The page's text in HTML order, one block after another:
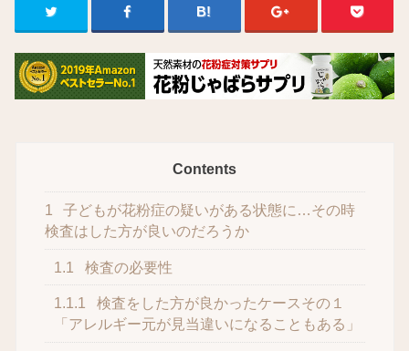
Contents
1
子どもが花粉症の疑いがある状態に…その時
検査はした方が良いのだろうか
1.1 検査の必要性
1.1.1
検査をした方が良かったケースその１
「アレルギー元が見当違いになることもある」